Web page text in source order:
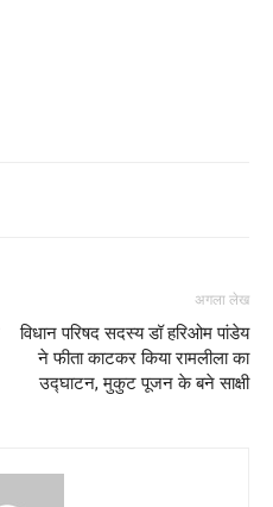
अगला लेख
विधान परिषद सदस्य डॉ हरिओम पांडेय
ने फीता काटकर किया रामलीला का
उद्घाटन, मुकुट पूजन के बने साक्षी